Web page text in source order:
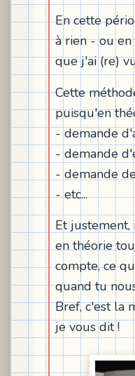
En cette
à rien - ou en
que j'ai (re)
Cette
puisqu'en
- demande
- demande
- demande
- etc...
Et
en théorie
compte, ce
quand tu
Bref, c'est la
je vous dit !